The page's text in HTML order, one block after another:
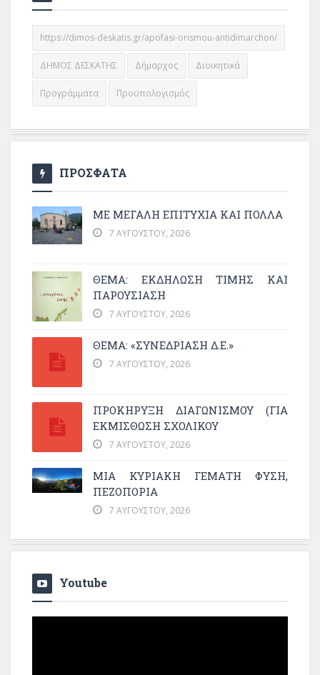
https://dimos-deskatis.gr/apofasi-orismou-antidimarchon/
ΔΗΜΟΣ ΔΕΣΚΑΤΗΣ Δήμαρχος Διοικητικά
Προγράμματα Προϋπολογισμός
ΠΡΟΣΦΑΤΑ
ΜΕ ΜΕΓΆΛΗ ΕΠΙΤΥΧΊΑ ΚΑΙ ΠΟΛΛΆ
7 ΑΥΓΟΎΣΤΟΥ, 2026
ΘΈΜΑ: ΕΚΔΉΛΩΣΗ ΤΙΜΉΣ ΚΑΙ
ΠΑΡΟΥΣΊΑΣΗ
7 ΑΥΓΟΎΣΤΟΥ, 2026
ΘΕΜΑ: «ΣΥΝΕΔΡΊΑΣΗ Δ.Ε.»
7 ΑΥΓΟΎΣΤΟΥ, 2026
ΠΡΟΚΗΡΥΞΗ ΔΙΑΓΩΝΙΣΜΟΥ (ΓΙΑ
ΕΚΜΊΣΘΩΣΗ ΣΧΟΛΙΚΟΎ
7 ΑΥΓΟΎΣΤΟΥ, 2026
ΜΙΑ ΚΥΡΙΑΚΉ ΓΕΜΆΤΗ ΦΎΣΗ,
ΠΕΖΟΠΟΡΊΑ
7 ΑΥΓΟΎΣΤΟΥ, 2026
Youtube